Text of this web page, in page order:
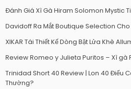
Đánh Giá Xì Gà Hiram Solomon Mystic
Davidoff Ra Mắt Boutique Selection
XIKAR Tái Thiết Kế Dòng Bật Lửa Khè
Review Romeo y Julieta Puritos – Xì gà
Trinidad Short 40 Review | Lon 40 Điếu
Thường?